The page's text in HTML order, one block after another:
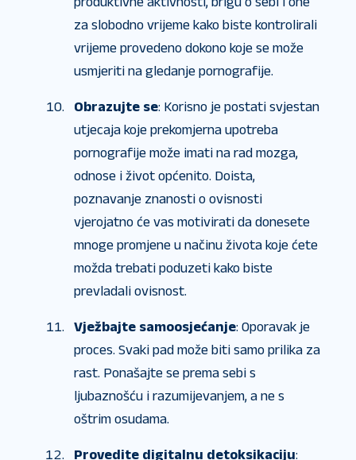
za slobodno vrijeme kako biste kontrolirali
vrijeme provedeno dokono koje se može
usmjeriti na gledanje pornografije.
Obrazujte se: Korisno je postati svjestan
utjecaja koje prekomjerna upotreba
pornografije može imati na rad mozga,
odnose i život općenito. Doista,
poznavanje znanosti o ovisnosti
vjerojatno će vas motivirati da donesete
mnoge promjene u načinu života koje ćete
možda trebati poduzeti kako biste
prevladali ovisnost.
Vježbajte samoosjećanje: Oporavak je
proces. Svaki pad može biti samo prilika za
rast. Ponašajte se prema sebi s
ljubaznošću i razumijevanjem, a ne s
oštrim osudama.
Provedite digitalnu detoksikaciju: